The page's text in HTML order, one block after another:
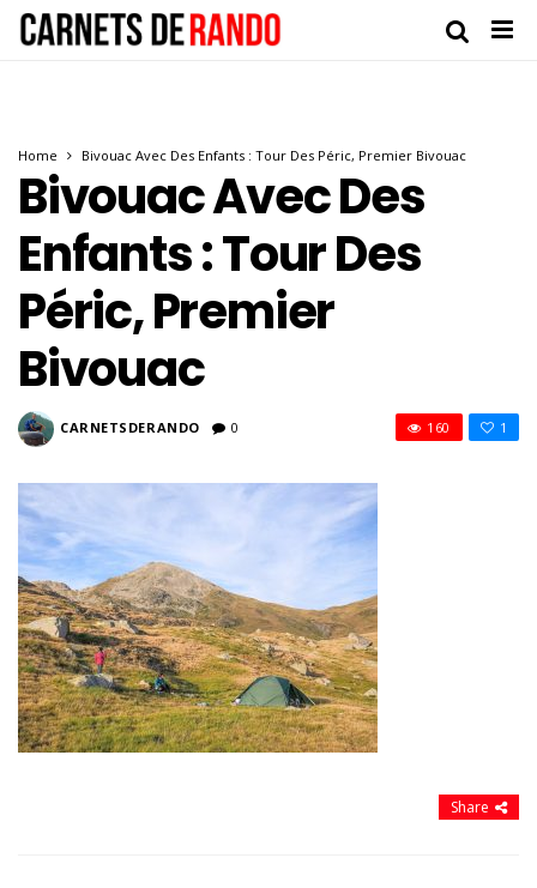
Home Bivouac Avec Des Enfants : Tour Des Péric, Premier Bivouac
Bivouac Avec Des
Enfants : Tour Des
Péric, Premier
Bivouac
CARNETSDERANDO 0 1
160
Share